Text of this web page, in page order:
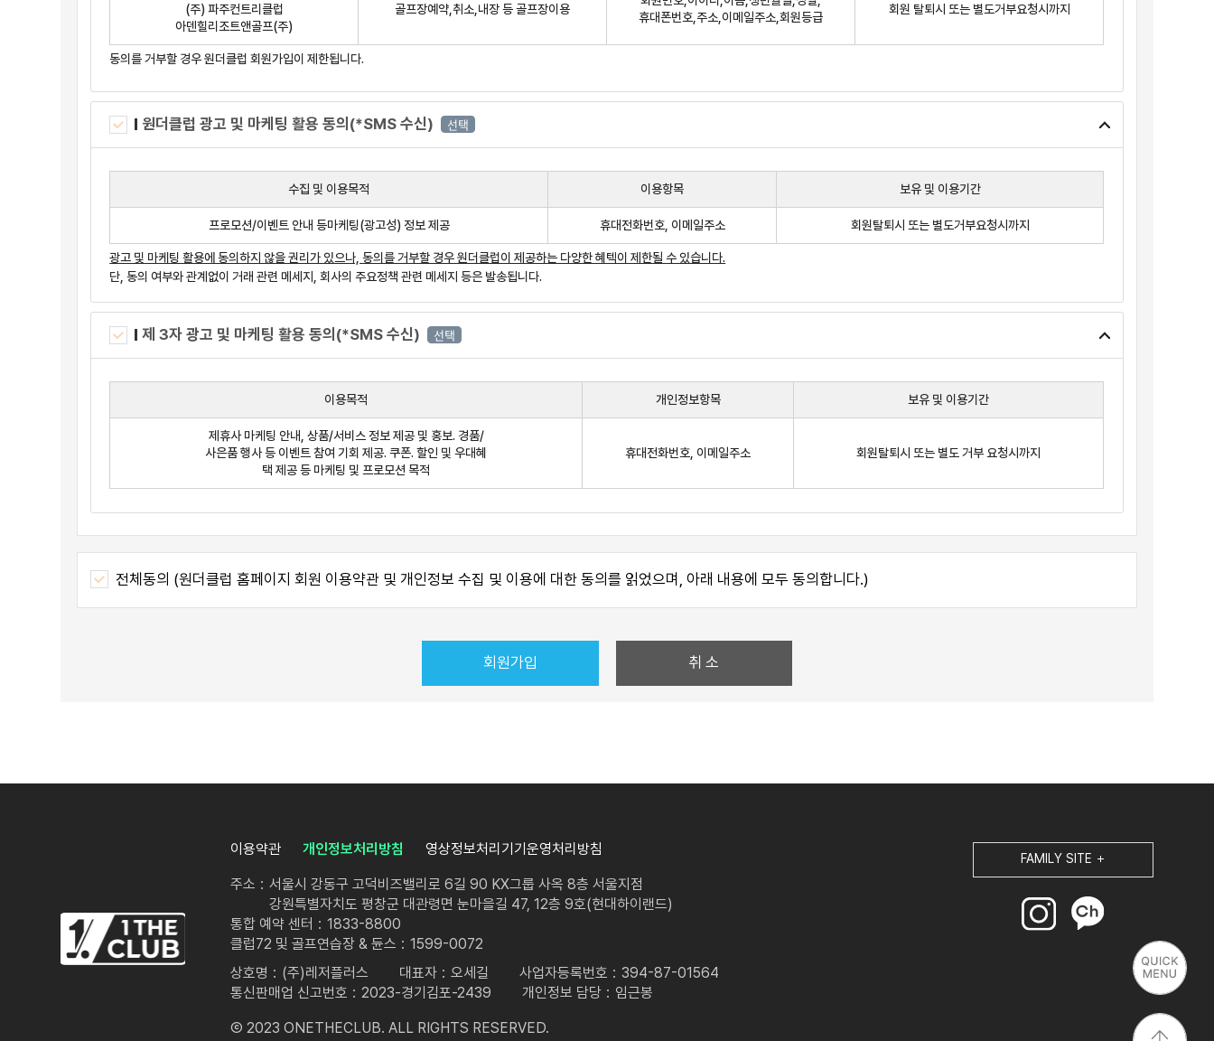
특정 대상의 광고 또는 선전을 게시하는 등 회사의 서비스를 이용하여 영리목적의 활동을 하는 경우
회원은 제1항의 고객정보 기재 내용에 변경이 발생한 경우, 상당한 기간 이내에 회사에 대하여 회원정보 수정 등의 방법으로 그 변경사항을 알려야 합니다.
제5조 (서비스의 내용)
본 서비스는 온라인에서 자료를 DB화 하여 각각의 목적에 맞게 자료를 가공, 집계하여 회원에게 효율적인 정보를 제공하는 것을 주요 내용으로 합니다. 회사가 회원에게 제공하는 서비스는 다음과 같습니다.
예약서비스: 회사가 통합홈페이지를 통해서 회사의 골프장 예약 기능을 온라인으로 제공하는 서비스 및 관련 부가서비스 일체를 말합니다. 회사는 골프장의 예약 활성화를 위한 관련 부가서비스로서
골프장이 예약자에게 지급하는 할인쿠폰 등의 아이템을 제공할 수 있습니다.
골프장 스마트 이용 서비스: 고객이 골프장의 예약서비스와 연동되는 모바일 비대면시스템과 KIOSK를 사용함에 있어, 제공되는 서비스 및 관련 부가서비스 일체를 말합니다. 회사는 골프장 이용자의
안전과 스마트 디바이스 기반의 서비스를 효율적으로 극대화하기 위해 다양한 서비스를 제공할 수 있습니다.
기타 정보서비스: 예약서비스 이외에 회사가 통합홈페이지, 모바일 어플리케이션을 통해 회원에게 온라인으로 제공하는 내장 기록 등의 기타 서비스를 말합니다.
레저(골프, 여행, 숙박, 쇼핑 등) 종합 정보 서비스: 회사의 레저 사업과 관련한 일체의 서비스 및 관련한 기타 서비스를 말합니다.
온∙오프라인 연계서비스
판매 관련 업무지원서비스
구매계약이 체결된 상품 또는 용역의 배송 및 설치
결제 지원 및 결제대금 보호 서비스
기타 전자상거래 관련 서비스
제6조 (온·오프라인 연계 서비스)
보관할 수 있습니다. 단, 해당 서비스의 제공 거부 의사를 명백히 표시한 구매회원에 대해서는 더 이상 서비스를 제공하지 아니합니다.
회원 등급 산정 및 등급에 따른 할인·적립 등 혜택 제공
제8조 (회원 등급 서비스)
회사는 통합홈페이지 또는 관계 골프장을 이용하거나 상품 등을 구매한 금액, 횟수, 빈도 및 기타 이용 실적 등을 토대로 회원에게 소정의 등급을 부여할 수 있으며, 각 등급에 따라 일정한 혜택을 부여할 수
회사가 회원에게 부여하는 등급 및 혜택에 관한 제반사항 및 그 변경은 별도의 서비스 화면에 공지할 수 있습니다.
회원의 등급은 회원의 신용을 보증하거나 금융 신용상태를 의미하는 것이 아닙니다.
회원이 회원등급제도의 목적과 취지에 위반하는 행위를 하는 경우 회사는 해당 등급의 삭제 및 해당 회원에 대한 서비스 이용 정지 조치 등을 취할 수 있습니다.
“회사의 사이트와 다른 웹사이트 간의 연결”이란 회사가 제공하는 사이트(통합홈페이지) 및 모바일 서비스와 다른 웹사이트가 하이퍼링크(예: 하이퍼링크의 대상에는 문자, 그림 및 동화상 등이 포함됨)
(주) 파주컨트리클럽
아덴힐리조트앤골프(주)
골프장예약,취소,내장 등 골프장이용
휴대폰번호,주소,이메일주소,회원등급
회원 탈퇴시 또는 별도거부요청시까지
동의를 거부할 경우 원더클럽 회원가입이 제한됩니다.
원더클럽 광고 및 마케팅 활용 동의(*SMS 수신) 선택
수집 및 이용목적 이용항목 보유 및 이용기간
프로모션/이벤트 안내 등마케팅(광고성) 정보 제공 휴대전화번호, 이메일주소 회원탈퇴시 또는 별도거부요청시까지
광고 및 마케팅 활용에 동의하지 않을 권리가 있으나, 동의를 거부할 경우 원더클럽이 제공하는 다양한 혜텍이 제한될 수 있습니다.
단, 동의 여부와 관계없이 거래 관련 메세지, 회사의 주요정책 관련 메세지 등은 발송됩니다.
제 3자 광고 및 마케팅 활용 동의(*SMS 수신) 선택
이용목적 개인정보항목 보유 및 이용기간
제휴사 마케팅 안내, 상품/서비스 정보 제공 및 홍보. 경품/
사은품 행사 등 이벤트 참여 기회 제공. 쿠폰. 할인 및 우대혜
택 제공 등 마케팅 및 프로모션 목적
휴대전화번호, 이메일주소 회원탈퇴시 또는 별도 거부 요청시까지
전체동의 (원더클럽 홈페이지 회원 이용약관 및 개인정보 수집 및 이용에 대한 동의를 읽었으며, 아래 내용에 모두 동의합니다.)
회원가입 취 소
이용약관 개인정보처리방침 영상정보처리기기운영처리방침
주소
서울시 강동구 고덕비즈밸리로 6길 90 KX그룹 사옥 8층 서울지점
강원특별자치도 평창군 대관령면 눈마을길 47, 12층 9호(현대하이랜드)
통합 예약 센터
1833-8800
클럽72 및 골프연습장 & 듄스
1599-0072
상호명
(주)레저플러스 대표자 오세길 사업자등록번호
394-87-01564
통신판매업 신고번호
2023-경기김포-2439 개인정보 담당 임근봉
Ⓒ 2023 ONETHECLUB. ALL RIGHTS RESERVED.
FAMILY SITE